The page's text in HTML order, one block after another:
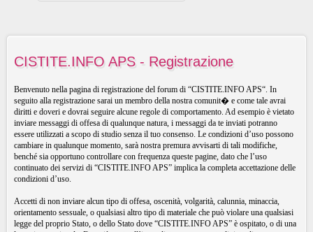
CISTITE.INFO APS - Registrazione
Benvenuto nella pagina di registrazione del forum di “CISTITE.INFO APS“. In
seguito alla registrazione sarai un membro della nostra comunit� e come tale avrai
diritti e doveri e dovrai seguire alcune regole di comportamento. Ad esempio è vietato
inviare messaggi di offesa di qualunque natura, i messaggi da te inviati potranno
essere utilizzati a scopo di studio senza il tuo consenso. Le condizioni d’uso possono
cambiare in qualunque momento, sarà nostra premura avvisarti di tali modifiche,
benché sia opportuno controllare con frequenza queste pagine, dato che l’uso
continuato dei servizi di “CISTITE.INFO APS” implica la completa accettazione delle
condizioni d’uso.
Accetti di non inviare alcun tipo di offesa, oscenità, volgarità, calunnia, minaccia,
orientamento sessuale, o qualsiasi altro tipo di materiale che può violare una qualsiasi
legge del proprio Stato, o dello Stato dove “CISTITE.INFO APS” è ospitato, o di una